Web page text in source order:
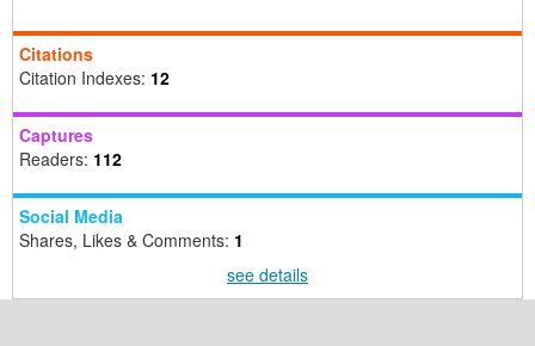
Citations
Citation Indexes: 12
Captures
Readers: 112
Social Media
Shares, Likes & Comments: 1
see details